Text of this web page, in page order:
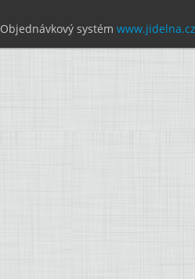
Objednávkový systém www.jidelna.cz